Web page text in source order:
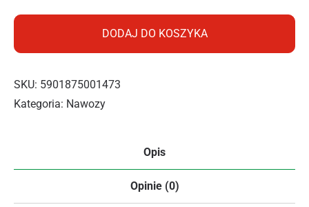
DODAJ DO KOSZYKA
SKU: 5901875001473
Kategoria: Nawozy
Opis
Opinie (0)